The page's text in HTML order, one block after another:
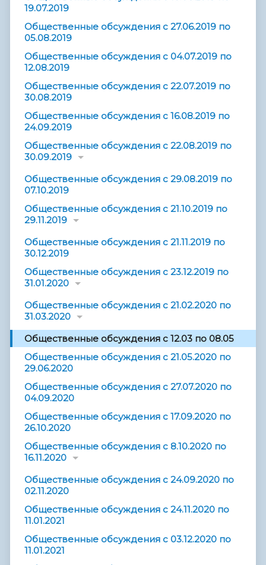
19.07.2019
Общественные обсуждения с 27.06.2019 по
05.08.2019
Общественные обсуждения с 04.07.2019 по
12.08.2019
Общественные обсуждения с 22.07.2019 по
30.08.2019
Общественные обсуждения с 16.08.2019 по
24.09.2019
Общественные обсуждения с 22.08.2019 по
30.09.2019
Общественные обсуждения с 29.08.2019 по
07.10.2019
Общественные обсуждения с 21.10.2019 по
29.11.2019
Общественные обсуждения с 21.11.2019 по
30.12.2019
Общественные обсуждения с 23.12.2019 по
31.01.2020
Общественные обсуждения с 21.02.2020 по
31.03.2020
Общественные обсуждения с 12.03 по 08.05
Общественные обсуждения с 21.05.2020 по
29.06.2020
Общественные обсуждения с 27.07.2020 по
04.09.2020
Общественные обсуждения с 17.09.2020 по
26.10.2020
Общественные обсуждения с 8.10.2020 по
16.11.2020
Общественные обсуждения с 24.09.2020 по
02.11.2020
Общественные обсуждения с 24.11.2020 по
11.01.2021
Общественные обсуждения с 03.12.2020 по
11.01.2021